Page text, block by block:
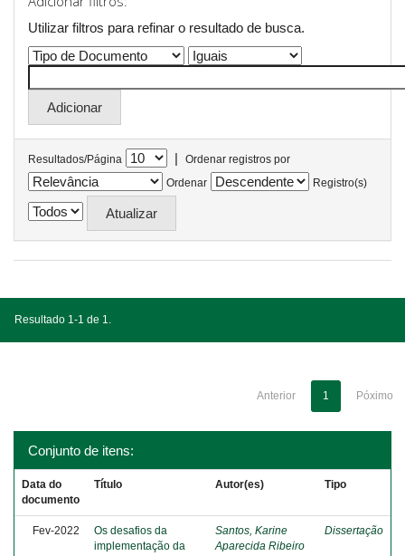
Utilizar filtros para refinar o resultado de busca.
Resultados/Página |
Ordenar registros por
Ordenar
Registro(s)
Resultado 1-1 de 1.
Anterior 1 Póximo
Conjunto de itens:
Data do
documento
Título Autor(es) Tipo
Fev-2022
Os desafios da
implementação da
Santos, Karine
Aparecida Ribeiro
Dissertação